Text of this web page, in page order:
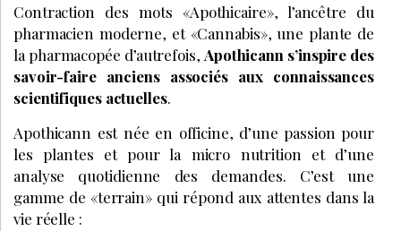
Contraction des mots «Apothicaire», l’ancêtre du
pharmacien moderne, et «Cannabis», une plante de
la pharmacopée d’autrefois, Apothicann s’inspire des
savoir-faire anciens associés aux connaissances
scientifiques actuelles.
Apothicann est née en officine, d’une passion pour
les plantes et pour la micro nutrition et d’une
analyse quotidienne des demandes. C’est une
gamme de «terrain» qui répond aux attentes dans la
vie réelle :